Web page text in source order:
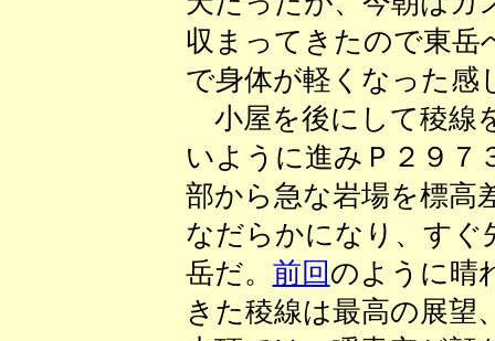
収まってきたので東岳
で身体が軽くなった感
小屋を後にして稜線
いように進みＰ２９７
部から急な岩場を標高
なだらかになり、すぐ
岳だ。 前回のように晴
きた稜線は最高の展望